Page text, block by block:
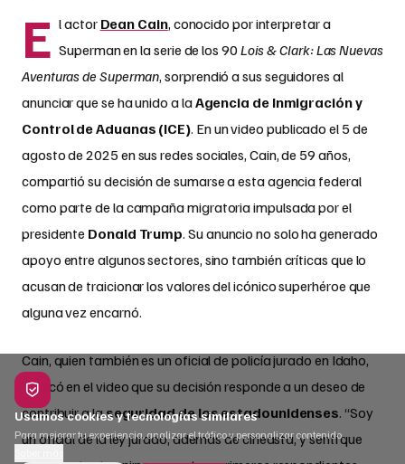
E l actor Dean Cain, conocido por interpretar a
Superman en la serie de los 90Lois & Clark: Las Nuevas
Aventuras de Superman, sorprendió a sus seguidores al
anunciar que se ha unido a laAgencia de Inmigración y
Control de Aduanas (ICE). En un video publicado el 5 de
agosto de 2025 en sus redes sociales, Cain, de 59 años,
compartió su decisión de sumarse a esta agencia federal
como parte de la campaña migratoria impulsada por el
presidente Donald Trump. Su anuncio no solo ha generado
apoyo entre algunos sectores, sino también críticas que lo
acusan de traicionar los valores del icónico superhéroe que
alguna vez encarnó.
Cain, quien también es un oficial de policía jurado en Idaho,
explicó en el video que su decisión responde a un deseo de
contribuir a laseguridad de los estadounidenses. “Soy
un oficial de la ley jurado, además de cineasta, y sentí que
Usamos cookies y tecnologías similares
Para mejorar tu experiencia, analizar el tráfico y personalizar contenido.